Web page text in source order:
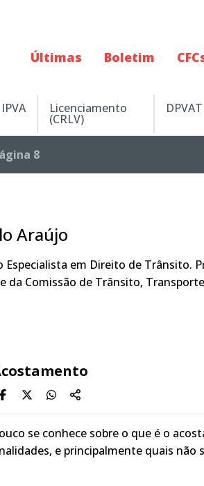
Últimas Boletim
IPVA Licenciamento
(CRLV)
DPVAT
8
Araújo
Especialista em Direito de Trânsito.
da Comissão de Trânsito,
se conhece sobre o que é o
e principalmente quais não